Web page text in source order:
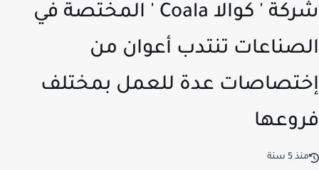
شركة ' كوالا Coala ' المختصة في
تنتدب أعوان من
عدة للعمل بمختلف
5 سنة